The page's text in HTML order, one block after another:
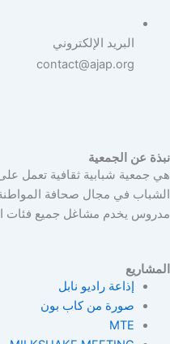
البريد الإلكتروني
contact@ajap.org
نبذة عن الجمعية
هي جمعية شبابية ثقافية تعمل
الشباب في مجال صحافة المواطنة
مدروس يخدم مشاغل جميع فئات
المشاريع
إذاعة راديو نابل
صورة من كاب بون
MTE